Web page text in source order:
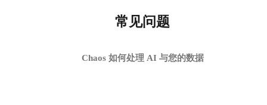
常见问题
Chaos 如何处理 AI 与您的数据